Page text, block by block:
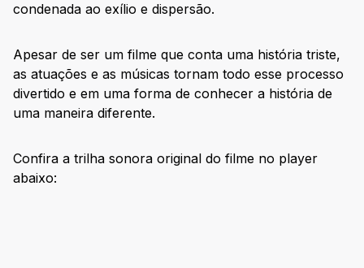
condenada ao exílio e dispersão.
Apesar de ser um filme que conta uma história triste,
as atuações e as músicas tornam todo esse processo
divertido e em uma forma de conhecer a história de
uma maneira diferente.
Confira a trilha sonora original do filme no player
abaixo: